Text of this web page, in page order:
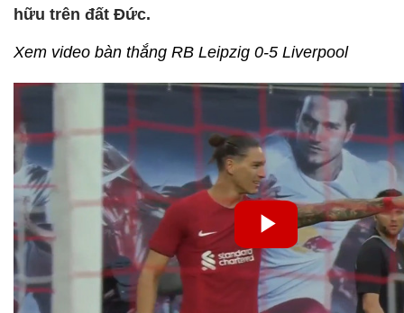
hữu trên đất Đức.
Xem video bàn thắng RB Leipzig 0-5 Liverpool